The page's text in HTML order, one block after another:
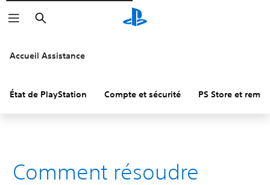
Rechercher
Accueil Assistance
État de PlayStation Compte et sécurité PS Store et
Comment résoudre